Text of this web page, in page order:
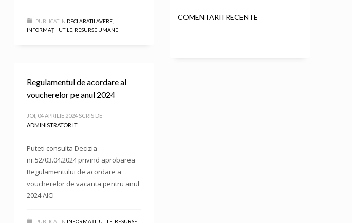
PUBLICAT IN DECLARATII AVERE
INFORMAȚII UTILE RESURSE UMANE
Regulamentul de acordare al
voucherelor pe anul 2024
JOI, 04 APRILIE 2024 SCRIS DE
ADMINISTRATOR IT
Puteti consulta Decizia
nr.52/03.04.2024 privind aprobarea
Regulamentului de acordare a
voucherelor de vacanta pentru anul
2024 AICI
PUBLICAT IN INFORMAȚII UTILE RESURSE
COMENTARII RECENTE